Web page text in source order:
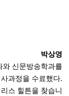
박상영
와 신문방송학과를
과정을 수료했다.
스 힐튼을 찾습니